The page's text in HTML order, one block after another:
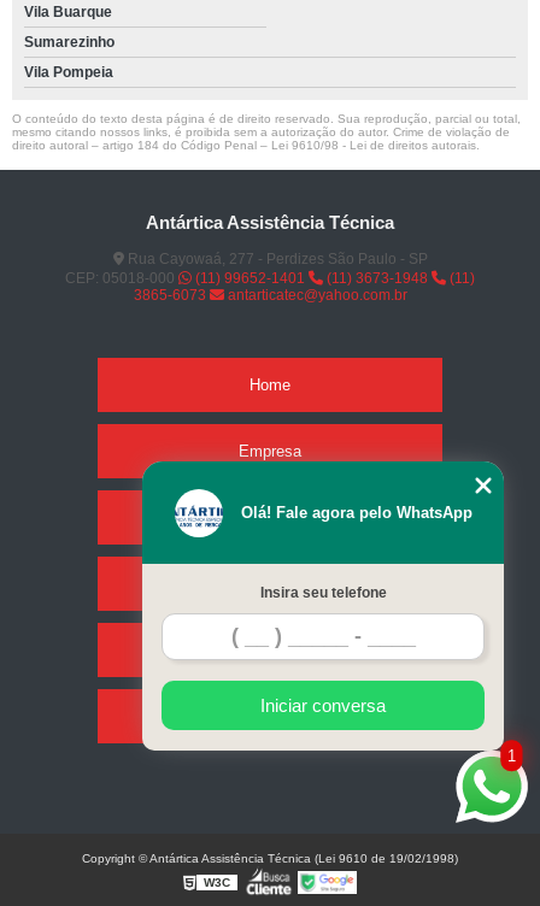
Vila Buarque
Sumarezinho
Vila Pompeia
O conteúdo do texto desta página é de direito reservado. Sua reprodução, parcial ou total,
mesmo citando nossos links, é proibida sem a autorização do autor. Crime de violação de
direito autoral – artigo 184 do Código Penal – Lei 9610/98 - Lei de direitos autorais
Antártica Assistência Técnica
Rua Cayowaá, 277 - Perdizes São Paulo - SP
CEP: 05018-000
(11) 99652-1401 (11) 3673-1948
(11)
3865-6073
antarticatec@yahoo.com.br
Home
Empresa
Missão
Serviços
Contato
Mapa do site
1
Olá! Fale agora pelo WhatsApp
Insira seu telefone
Iniciar conversa
Copyright © Antártica Assistência Técnica (Lei 9610 de 19/02/1998)
W3C